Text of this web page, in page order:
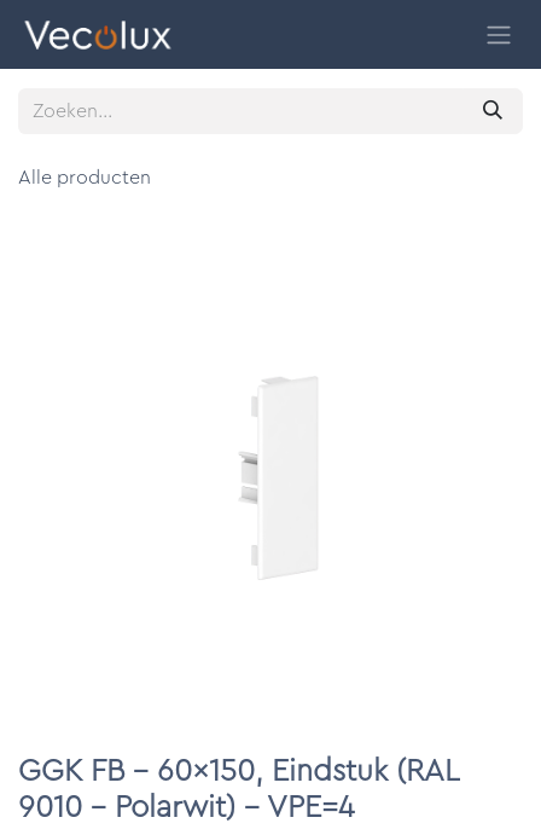
Alle producten
GGK FB - 60x150, Eindstuk (RAL
9010 - Polarwit) - VPE=4